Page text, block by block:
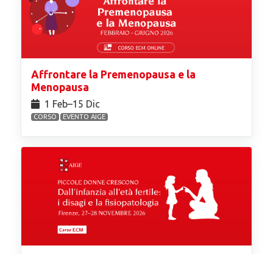
Affrontare la Premenopausa e la
Menopausa
1 Feb⁠–15 Dic
CORSO EVENTO AIGE